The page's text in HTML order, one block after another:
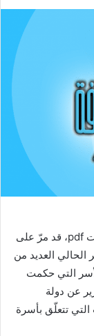
تقرير عن عمان في عصر البوسعيد وحدة ومنجزات pdf، قد مرّ على
العديد من
التي حكمت
عن دولة
التي تتعلّق بأسرة